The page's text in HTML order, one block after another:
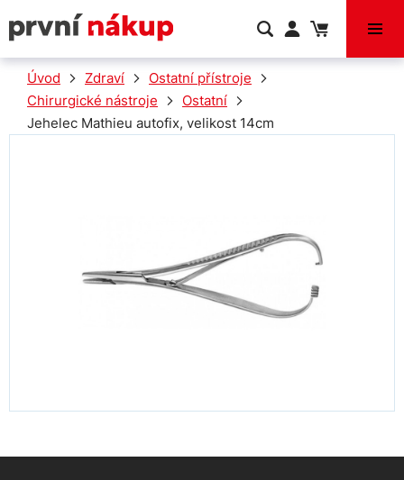
VÝPRODEJ
Úvod Zdraví
Ostatní přístroje
Chirurgické nástroje
Ostatní
Jehelec Mathieu autofix, velikost 14cm